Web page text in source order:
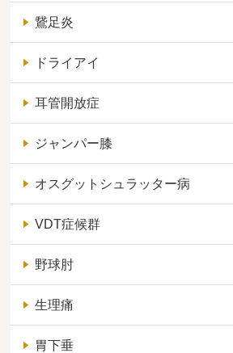
鵞足炎
ドライアイ
耳管開放症
ジャンパー膝
オスグットシュラッター病
VDT症候群
野球肘
生理痛
胃下垂